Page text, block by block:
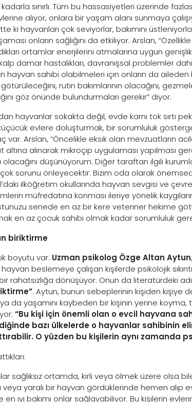
kadarla sınırlı. Tüm bu hassasiyetleri üzerinde
alıyor, onlara bir yaşam alanı sunmaya
ki hayvanları çok seviyorlar, bakımını
onların sağlığını da etkiliyor. Arslan,
ortamlar enerjilerini atmalarına uygun
damar hastalıkları, davranışsal problemler
hayvan sahibi olabilmeleri için onların da aileden
rutin bakımlarının olacağını,
göz önünde bulundurmaları gerekir” diyor.
hayvanlar sokakta değil, evde karnı tok sırtı
evlere doluşturmak, bir sorumluluk
var. Arslan, “Öncelikle eksik olan mevzuatların
altına alınarak mikroçip uygulaması yapılması
olacağını düşünüyorum. Diğer taraftan ilgili
sorunu önleyecektir. Bizim oda olarak
ilköğretim okullarında hayvan sevgisi ve
müfredatına konması ileriye yönelik
senede en az bir kere veteriner hekime
en az çocuk sahibi olmak kadar sorumluluk
biriktirme
boyutu var. Uzman psikolog Özge Altan Aytun
beslemeye çalışan kişilerde psikolojik
rahatsızlığa dönüşüyor. Onun da literatürdeki adı
. Aytun, bunun sebeplerinin kişiden
da yaşamını kaybeden bir kişinin yerine
“Bu kişi için önemli olan o evcil hayvana
bazı ülkelerde o hayvanlar sahibinin
O yüzden bu kişilerin aynı zamanda
sağlıksız ortamda, kirli veya ölmek üzere olsa
yaralı bir hayvan gördüklerinde hemen alıp
iyi bakımı onlar sağlayabiliyor. Bu kişilerin